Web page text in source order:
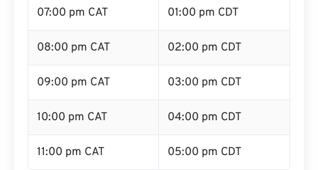
07:00 pm CAT 01:00 pm CDT
08:00 pm CAT 02:00 pm CDT
09:00 pm CAT 03:00 pm CDT
10:00 pm CAT 04:00 pm CDT
11:00 pm CAT 05:00 pm CDT